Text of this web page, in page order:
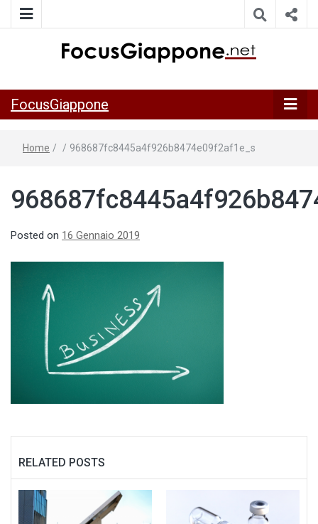
della Japan Italy Economic Federation
FocusGiappone
Home / / 968687fc8445a4f926b8474e09f2af1e_s
Posted on 16 Gennaio 2019
RELATED POSTS